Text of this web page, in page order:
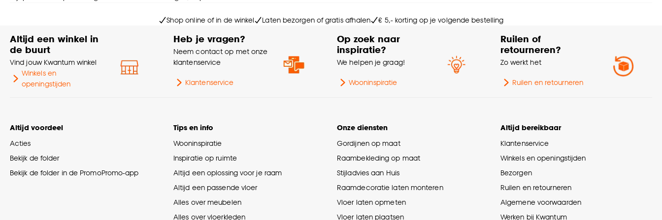
Wasvoorschriften
Gewicht gram per m2 310 G/m2
Shop online of in de winkel Laten bezorgen of gratis afhalen € 5,- korting op je volgende bestelling
Altijd een winkel in
de buurt
Vind jouw Kwantum winkel
Winkels en
openingstijden
Heb je vragen?
Neem contact op met onze
klantenservice
Klantenservice
Op zoek naar
inspiratie?
We helpen je graag!
Wooninspiratie
Ruilen of
retourneren?
Zo werkt het
Ruilen en retourneren
Altijd voordeel
Acties
Bekijk de folder
Bekijk de folder in de PromoPromo-app
Tips en info
Wooninspiratie
Inspiratie op ruimte
Altijd een oplossing voor je raam
Altijd een passende vloer
Alles over meubelen
Alles over vloerkleden
Onze diensten
Gordijnen op maat
Raambekleding op maat
Stijladvies aan Huis
Raamdecoratie laten monteren
Vloer laten opmeten
Vloer laten plaatsen
Altijd bereikbaar
Klantenservice
Winkels en openingstijden
Bezorgen
Ruilen en retourneren
Algemene voorwaarden
Werken bij Kwantum